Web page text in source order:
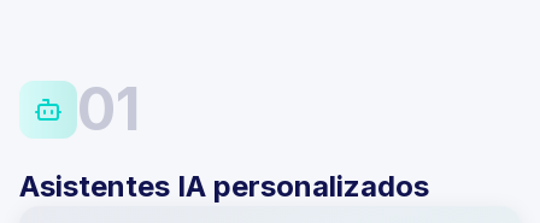
01
Asistentes IA personalizados